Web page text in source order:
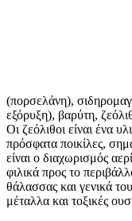
(πορσελάνη),
εξόρυξη), βαρύτη,
Οι ζεόλιθοι είναι ένα
πρόσφατα ποικίλες,
είναι ο διαχωρισμός
φιλικά προς το
θάλασσας και γενικά
μέταλλα και τοξικές